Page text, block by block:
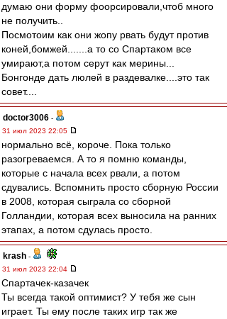
думаю они форму фоорсировали,чтоб много
не получить..
Посмотоим как они жопу рвать будут против
коней,бомжей.......а то со Спартаком все
умирают,а потом серут как мерины...
Бонгонде дать люлей в раздевалке....это так
совет....
doctor3006 -
31 июл 2023 22:05
нормально всё, короче. Пока только
разогреваемся. А то я помню команды,
которые с начала всех рвали, а потом
сдувались. Вспомнить просто сборную России
в 2008, которая сыграла со сборной
Голландии, которая всех выносила на ранних
этапах, а потом сдулась просто.
krash -
31 июл 2023 22:04
Спартачек-казачек
Ты всегда такой оптимист? У тебя же сын
играет. Ты ему после таких игр так же